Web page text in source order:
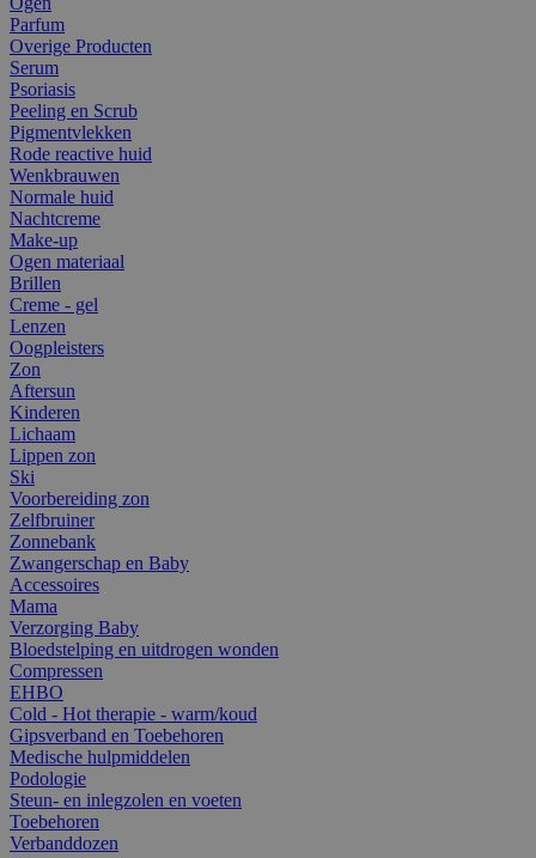
Parfum
Overige Producten
Serum
Psoriasis
Peeling en Scrub
Pigmentvlekken
Rode reactive huid
Wenkbrauwen
Normale huid
Nachtcreme
Make-up
Ogen materiaal
Brillen
Creme - gel
Lenzen
Oogpleisters
Zon
Aftersun
Kinderen
Lichaam
Lippen zon
Ski
Voorbereiding zon
Zelfbruiner
Zonnebank
Zwangerschap en Baby
Accessoires
Mama
Verzorging Baby
Bloedstelping en uitdrogen wonden
Compressen
EHBO
Cold - Hot therapie - warm/koud
Gipsverband en Toebehoren
Medische hulpmiddelen
Podologie
Steun- en inlegzolen en voeten
Toebehoren
Verbanddozen